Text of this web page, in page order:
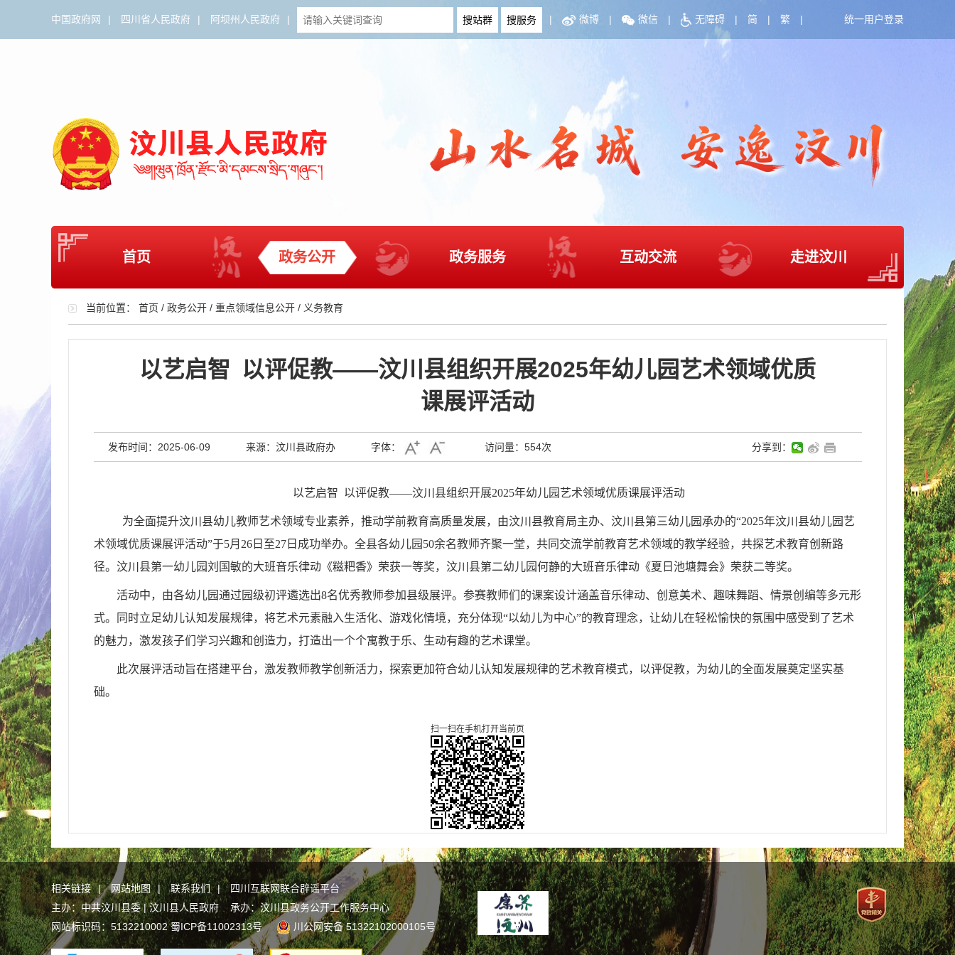
中国政府网 | 四川省人民政府 | 阿坝州人民政府 | | 微博 | 微信 | 无障碍 | 简 | 繁 | 统一用户登录
首页 政务公开 政务服务 互动交流 走进汶川
当前位置： 首页 / 政务公开 / 重点领域信息公开 / 义务教育
以艺启智 以评促教——汶川县组织开展2025年幼儿园艺术领域优质
课展评活动
发布时间：2025-06-09 来源：汶川县政府办 字体： 访问量： 554次 分享到：
以艺启智 以评促教——汶川县组织开展2025年幼儿园艺术领域优质课展评活动
为全面提升汶川县幼儿教师艺术领域专业素养，推动学前教育高质量发展，由汶川县教育局主办、汶川县第三幼儿园承办的“2025年汶川县幼儿园艺
术领域优质课展评活动”于5月26日至27日成功举办。全县各幼儿园50余名教师齐聚一堂，共同交流学前教育艺术领域的教学经验，共探艺术教育创新路
径。汶川县第一幼儿园刘国敏的大班音乐律动《糍粑香》荣获一等奖，汶川县第二幼儿园何静的大班音乐律动《夏日池塘舞会》荣获二等奖。
活动中，由各幼儿园通过园级初评遴选出8名优秀教师参加县级展评。参赛教师们的课案设计涵盖音乐律动、创意美术、趣味舞蹈、情景创编等多元形
式。同时立足幼儿认知发展规律，将艺术元素融入生活化、游戏化情境，充分体现“以幼儿为中心”的教育理念，让幼儿在轻松愉快的氛围中感受到了艺术
的魅力，激发孩子们学习兴趣和创造力，打造出一个个寓教于乐、生动有趣的艺术课堂。
此次展评活动旨在搭建平台，激发教师教学创新活力，探索更加符合幼儿认知发展规律的艺术教育模式，以评促教，为幼儿的全面发展奠定坚实基
础。
扫一扫在手机打开当前页
相关链接 | 网站地图 | 联系我们 |
四川互联网联合辟谣平台
主办：中共汶川县委 | 汶川县人民政府 承办：汶川县政务公开工作服务中心
网站标识码：5132210002蜀ICP备11002313号 川公网安备 51322102000105号